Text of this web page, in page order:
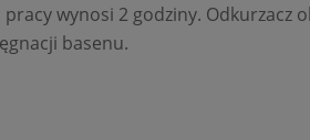
wynosi 2 godziny.
basenu.